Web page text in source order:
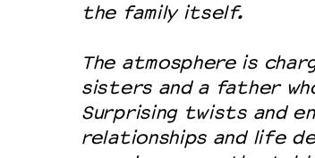
the family itself.
The atmosphere is
sisters and a father
Surprising twists and
relationships and life